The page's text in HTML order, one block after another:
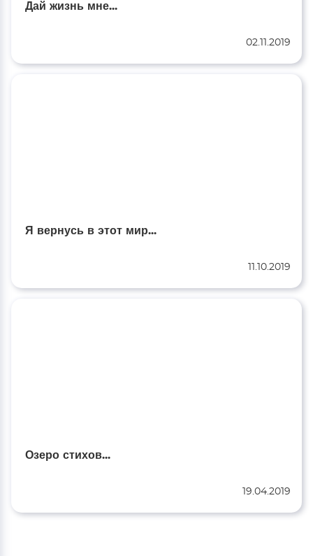
Дай жизнь мне...
02.11.2019
Я вернусь в этот мир...
11.10.2019
Озеро стихов...
19.04.2019